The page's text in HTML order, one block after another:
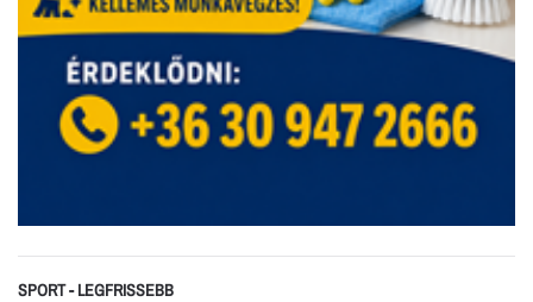
SPORT - LEGFRISSEBB